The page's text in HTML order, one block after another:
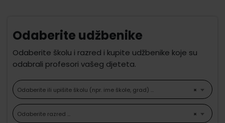
Odaberite udžbenike
Odaberite školu i razred i kupite udžbenike koje su
odabrali profesori vašeg djeteta.
×
Odaberite ili upišite školu (npr. ime škole, grad) ...
×
Odaberite razred ...